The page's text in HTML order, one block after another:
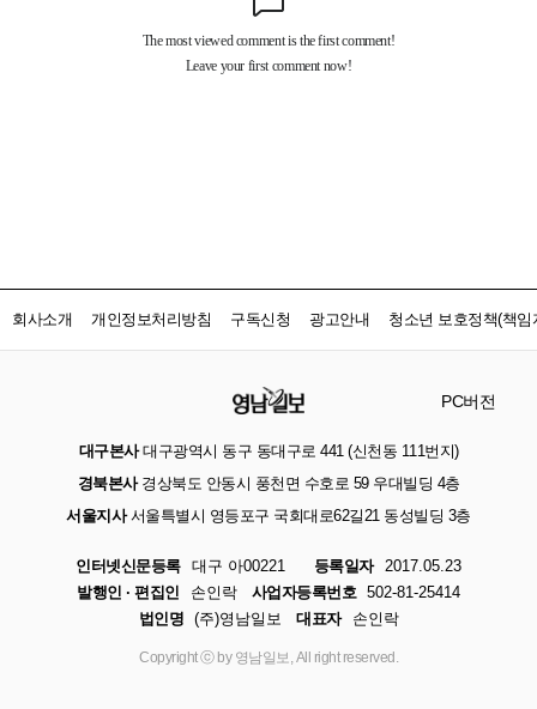
회사소개 개인정보처리방침 구독신청 광고안내 청소년 보호정책(책임
PC버전
대구본사대구광역시 동구 동대구로 441 (신천동 111번지)
경북본사경상북도 안동시 풍천면 수호로 59 우대빌딩 4층
서울지사서울특별시 영등포구 국회대로62길21 동성빌딩 3층
인터넷신문등록 대구 아00221 등록일자
2017.05.23
발행인 · 편집인
손인락 사업자등록번호 502-81-25414
법인명 (주)영남일보 대표자 손인락
Copyright ⓒ by 영남일보, All right reserved.